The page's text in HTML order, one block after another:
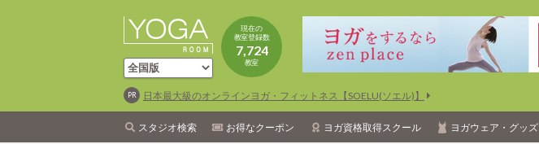
現在の
教室登録数
7,724
教室
日本最大級のオンラインヨガ・フィットネス【SOELU(ソエル)】
スタジオ検索 お得なクーポン ヨガ資格取得スクール ヨガウェア・グッズ